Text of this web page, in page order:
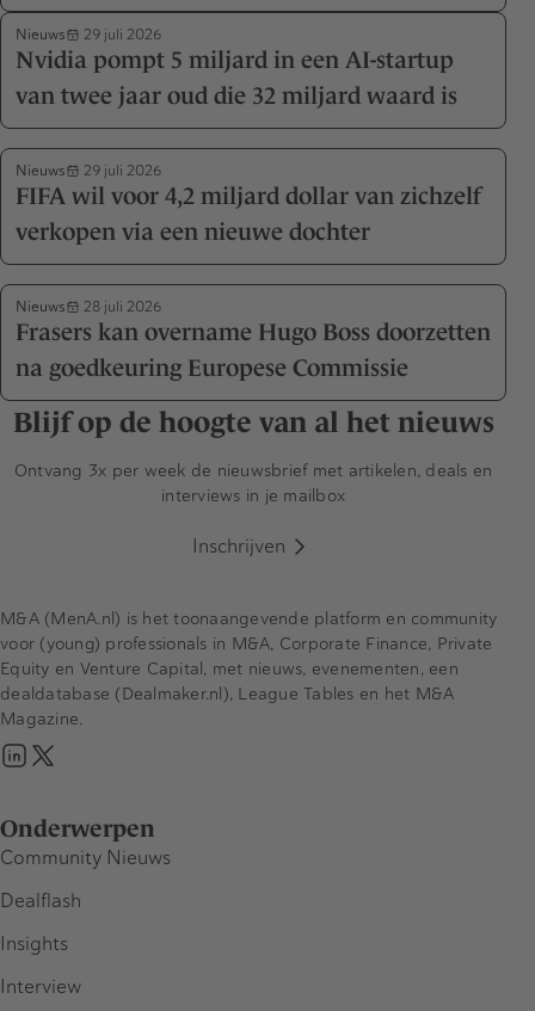
Nieuws 29 juli 2026
Nvidia pompt 5 miljard in een AI-startup
van twee jaar oud die 32 miljard waard is
Nieuws 29 juli 2026
FIFA wil voor 4,2 miljard dollar van zichzelf
verkopen via een nieuwe dochter
Nieuws 28 juli 2026
Frasers kan overname Hugo Boss doorzetten
na goedkeuring Europese Commissie
Blijf op de hoogte van al het nieuws
Ontvang 3x per week de nieuwsbrief met artikelen, deals en
interviews in je mailbox
Inschrijven
Onderwerpen
Community Nieuws
Dealflash
Insights
Interview
M&A (MenA.nl) is het toonaangevende platform en community
voor (young) professionals in M&A, Corporate Finance, Private
Equity en Venture Capital, met nieuws, evenementen, een
dealdatabase (Dealmaker.nl), League Tables en het M&A
Magazine.